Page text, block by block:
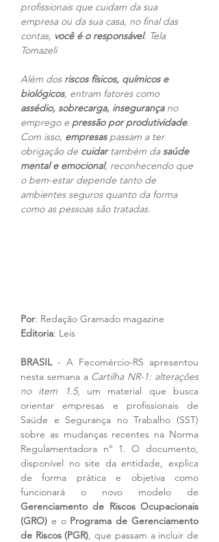
profissionais que cuidam da sua
empresa ou da sua casa, no final das
contas, você é o responsável. Tela
Tomazeli
Além dos riscos físicos, químicos e
biológicos, entram fatores como
assédio, sobrecarga, insegurança no
emprego e pressão por produtividade.
Com isso, empresas passam a ter
obrigação de cuidar também da saúde
mental e emocional, reconhecendo que
o bem-estar depende tanto de
ambientes seguros quanto da forma
como as pessoas são tratadas.
Por: Redação Gramado magazine
Editoria: Leis
BRASIL - A Fecomércio-RS apresentou
nesta semana a Cartilha NR-1: alterações
no item 1.5, um material que busca
orientar empresas e profissionais de
Saúde e Segurança no Trabalho (SST)
sobre as mudanças recentes na Norma
Regulamentadora nº 1. O documento,
disponível no site da entidade, explica
de forma prática e objetiva como
Gerenciamento de Riscos Ocupacionais
(GRO) e o Programa de Gerenciamento
de Riscos (PGR) , que passam a incluir de